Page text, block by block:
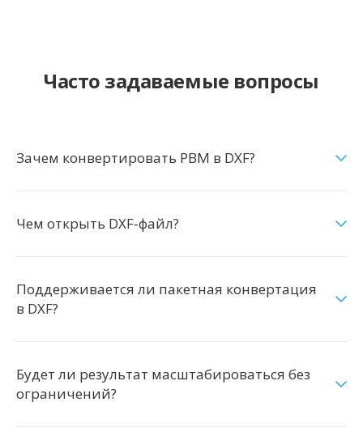
Часто задаваемые вопросы
Зачем конвертировать PBM в DXF?
Чем открыть DXF-файл?
Поддерживается ли пакетная конвертация
в DXF?
Будет ли результат масштабироваться без
ограничений?